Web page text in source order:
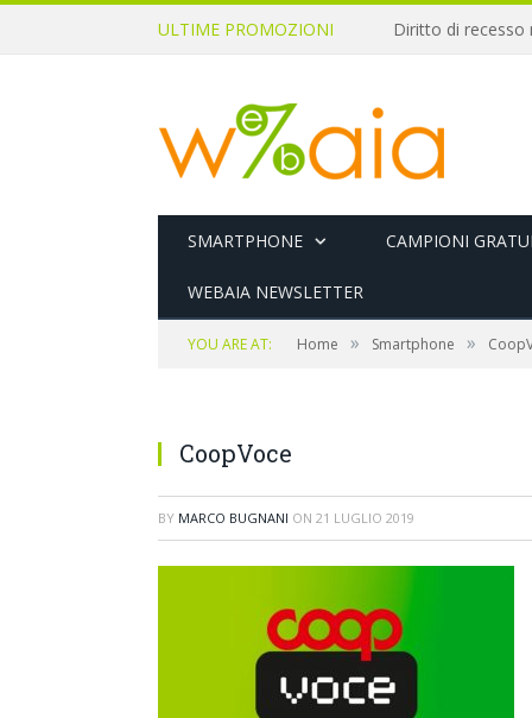
ULTIME PROMOZIONI
SMARTPHONE CAMPIONI
WEBAIA NEWSLETTER
YOU ARE AT: Home » Smartphone »
CoopVoce
BY MARCO BUGNANI ON 21 LUGLIO 2019